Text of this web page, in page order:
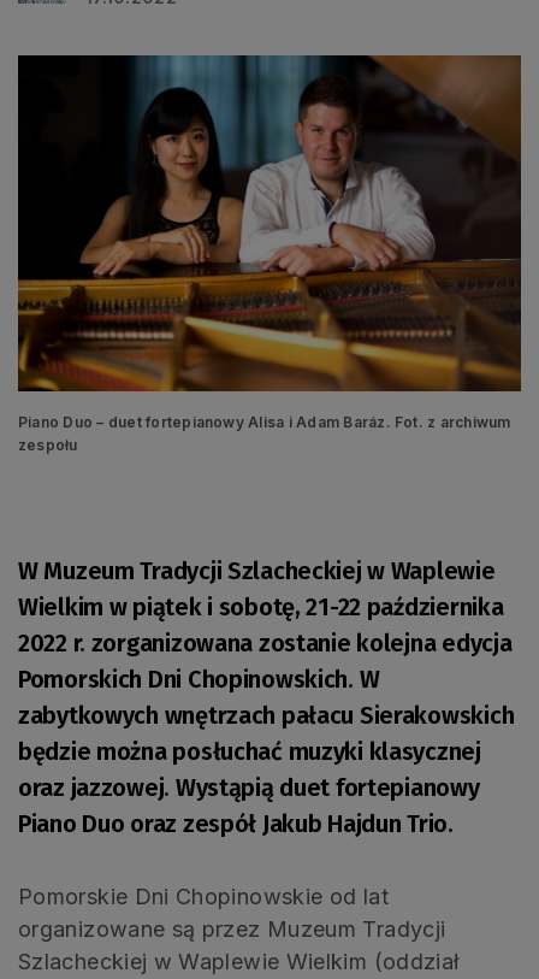
Piano Duo – duet fortepianowy Alisa i Adam Baráz. Fot. z archiwum
zespołu
W Muzeum Tradycji Szlacheckiej w Waplewie
Wielkim w piątek i sobotę, 21-22 października
2022 r. zorganizowana zostanie kolejna edycja
Pomorskich Dni Chopinowskich. W
zabytkowych wnętrzach pałacu Sierakowskich
będzie można posłuchać muzyki klasycznej
oraz jazzowej. Wystąpią duet fortepianowy
Piano Duo oraz zespół Jakub Hajdun Trio.
Pomorskie Dni Chopinowskie od lat
organizowane są przez Muzeum Tradycji
Szlacheckiej w Waplewie Wielkim (oddział